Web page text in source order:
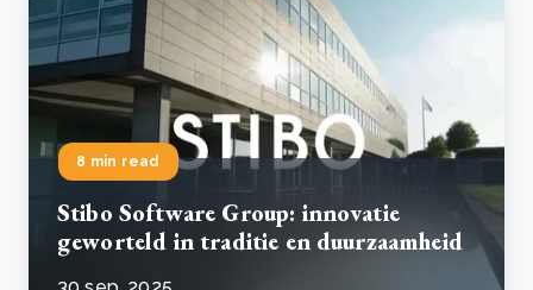
8 min read
Stibo Software Group: innovatie
geworteld in traditie en duurzaamheid